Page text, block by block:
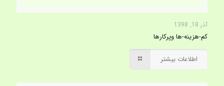
آذر 18, 1398
کم-هزینه-ها وپرکارها
اطلاعات بیشتر